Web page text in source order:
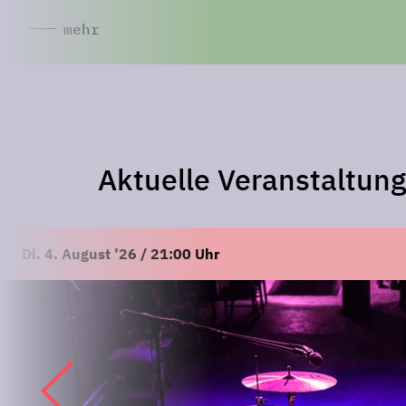
mehr
Aktuelle
Di. 4. August ’26 / 21:00 Uhr